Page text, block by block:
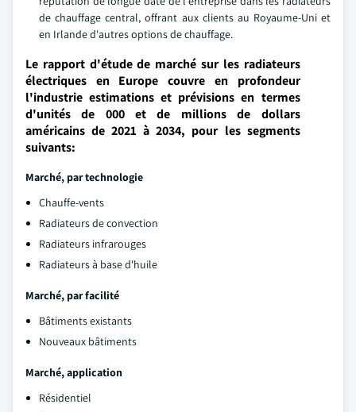
de chauffage central, offrant aux clients au Royaume-Uni et
en Irlande d'autres options de chauffage.
Le rapport d'étude de marché sur les radiateurs
électriques en Europe couvre en profondeur
l'industrie estimations et prévisions en termes
d'unités de 000 et de millions de dollars
américains de 2021 à 2034, pour les segments
suivants:
Marché, par technologie
Chauffe-vents
Radiateurs de convection
Radiateurs infrarouges
Radiateurs à base d'huile
Marché, par facilité
Bâtiments existants
Nouveaux bâtiments
Marché, application
Résidentiel